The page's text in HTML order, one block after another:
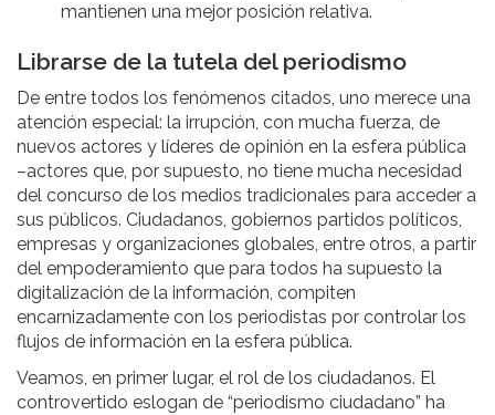
mantienen una mejor posición relativa.
Librarse de la tutela del periodismo
De entre todos los fenómenos citados, uno merece una
atención especial: la irrupción, con mucha fuerza, de
nuevos actores y líderes de opinión en la esfera pública
–actores que, por supuesto, no tiene mucha necesidad
del concurso de los medios tradicionales para acceder a
sus públicos. Ciudadanos, gobiernos partidos políticos,
empresas y organizaciones globales, entre otros, a partir
del empoderamiento que para todos ha supuesto la
digitalización de la información, compiten
encarnizadamente con los periodistas por controlar los
flujos de información en la esfera pública.
Veamos, en primer lugar, el rol de los ciudadanos. El
controvertido eslogan de “periodismo ciudadano” ha